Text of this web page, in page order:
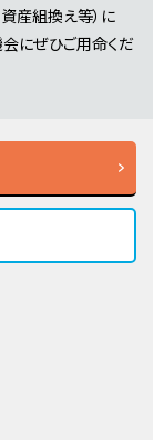
産組換え等）に
にぜひご用命くだ